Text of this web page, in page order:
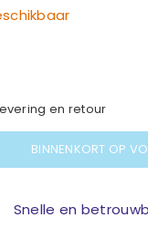
en retour
BINNENKORT OP
Snelle en